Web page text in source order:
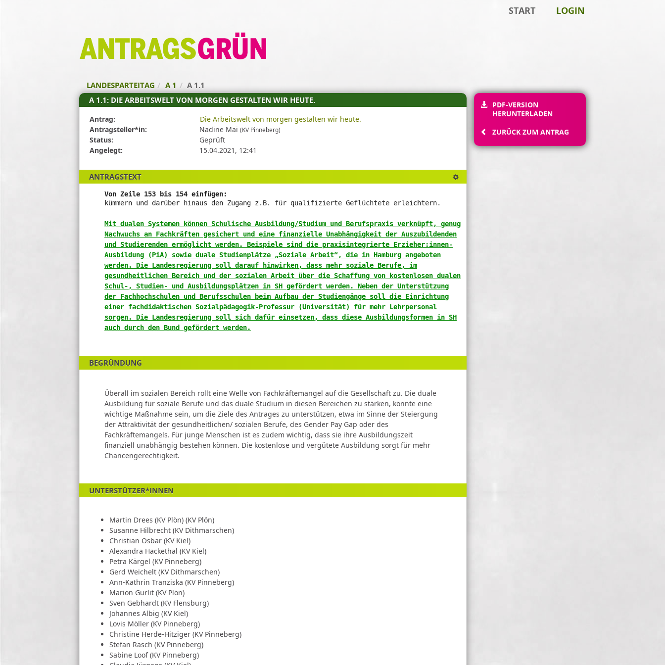
START LOGIN
Zur
Startseite
LANDESPARTEITAG A 1
A 1.1
A 1.1: DIE ARBEITSWELT VON MORGEN GESTALTEN WIR HEUTE.
Diese
Tabelle
beschreibt
den
die
Antragstellerin
verschiedene
Änderungsantrag
Antrag:
Die Arbeitswelt von morgen gestalten wir heute.
Antragsteller*in:
Nadine Mai (KV Pinneberg)
Status:
Geprüft
Angelegt:
15.04.2021, 12:41
ANTRAGSTEXT Textdarstellung
Von Zeile 153 bis 154 einfügen:
kümmern und darüber hinaus den Zugang z.B. für qualifizierte Geflüchtete erleichtern.
Mit dualen Systemen können Schulische Ausbildung/Studium und Berufspraxis verknüpft, genug
Nachwuchs an Fachkräften gesichert und eine finanzielle Unabhängigkeit der Auszubildenden
und Studierenden ermöglicht werden. Beispiele sind die praxisintegrierte Erzieher:innen-
Ausbildung (PiA) sowie duale Studienplätze „Soziale Arbeit“, die in Hamburg angeboten
werden. Die Landesregierung soll darauf hinwirken, dass mehr soziale Berufe, im
gesundheitlichen Bereich und der sozialen Arbeit über die Schaffung von kostenlosen dualen
Schul-, Studien- und Ausbildungsplätzen in SH gefördert werden. Neben der Unterstützung
der Fachhochschulen und Berufsschulen beim Aufbau der Studiengänge soll die Einrichtung
einer fachdidaktischen Sozialpädagogik-Professur (Universität) für mehr Lehrpersonal
sorgen. Die Landesregierung soll sich dafür einsetzen, dass diese Ausbildungsformen in SH
auch durch den Bund gefördert werden.
BEGRÜNDUNG
Überall im sozialen Bereich rollt eine Welle von Fachkräftemangel auf die Gesellschaft zu. Die duale
Ausbildung für soziale Berufe und das duale Studium in diesen Bereichen zu stärken, könnte eine
wichtige Maßnahme sein, um die Ziele des Antrages zu unterstützen, etwa im Sinne der Steiergung
der Attraktivität der gesundheitlichen/ sozialen Berufe, des Gender Pay Gap oder des
Fachkräftemangels. Für junge Menschen ist es zudem wichtig, dass sie ihre Ausbildungszeit
finanziell unabhängig bestehen können. Die kostenlose und vergütete Ausbildung sorgt für mehr
Chancengerechtigkeit.
UNTERSTÜTZER*INNEN
Martin Drees (KV Plön) (KV Plön)
Susanne Hilbrecht (KV Dithmarschen)
Christian Osbar (KV Kiel)
Alexandra Hackethal (KV Kiel)
Petra Kärgel (KV Pinneberg)
Gerd Weichelt (KV Dithmarschen)
Ann-Kathrin Tranziska (KV Pinneberg)
Marion Gurlit (KV Plön)
Sven Gebhardt (KV Flensburg)
Johannes Albig (KV Kiel)
Lovis Möller (KV Pinneberg)
Christine Herde-Hitziger (KV Pinneberg)
Stefan Rasch (KV Pinneberg)
Sabine Loof (KV Pinneberg)
PDF-VERSION
HERUNTERLADEN
ZURÜCK ZUM ANTRAG